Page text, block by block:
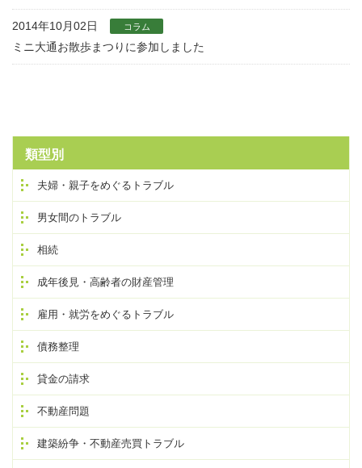
2014年10月02日 コラム
ミニ大通お散歩まつりに参加しました
類型別
夫婦・親子をめぐるトラブル
男女間のトラブル
相続
成年後見・高齢者の財産管理
雇用・就労をめぐるトラブル
債務整理
貸金の請求
不動産問題
建築紛争・不動産売買トラブル